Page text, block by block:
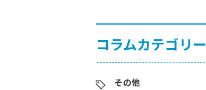
コラムカテゴリー
その他